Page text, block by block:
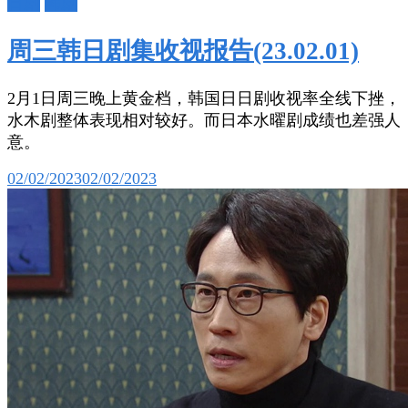
周三韩日剧集收视报告(23.02.01)
2月1日周三晚上黄金档，韩国日日剧收视率全线下挫，
水木剧整体表现相对较好。而日本水曜剧成绩也差强人
意。
02/02/202302/02/2023